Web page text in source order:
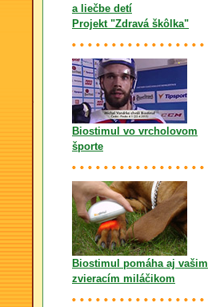
a liečbe detí
Projekt "Zdravá škôlka"
Biostimul vo vrcholovom
športe
Biostimul pomáha aj vašim
zvieracím miláčikom